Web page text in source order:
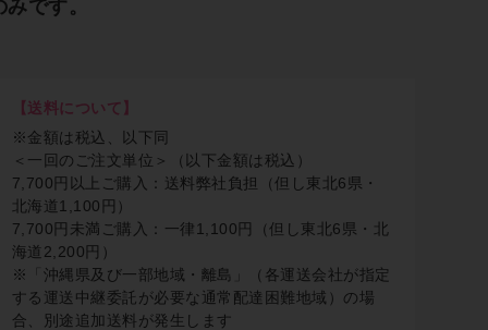
です。
【送料について】
※金額は税込、以下同
＜一回のご注文単位＞（以下金額は税込）
7,700円以上ご購入：送料弊社負担（但し東北6県・
北海道1,100円）
7,700円未満ご購入：一律1,100円（但し東北6県・北
海道2,200円）
※「沖縄県及び一部地域・離島」（各運送会社が指定
する運送中継委託が必要な通常配達困難地域）の場
合、別途追加送料が発生します